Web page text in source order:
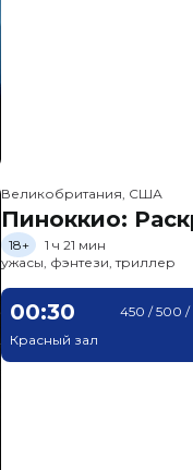
Великобритания, США
Пиноккио:
18+
1 ч 21 мин
ужасы, фэнтези, триллер
00:30
Красный зал
450 / 500 /